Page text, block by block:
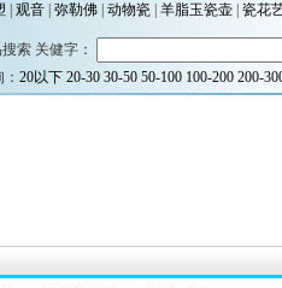
观音| 弥勒佛| 动物瓷| 羊脂玉瓷壶| 瓷花
索 关健字：
20以下 20-30 30-50 50-100 100-200 200-